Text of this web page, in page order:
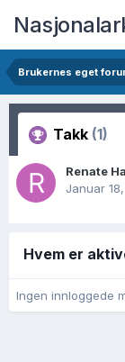
Brukernes eget
Takk (1)
Renate
Januar
Hvem er
Ingen innloggede